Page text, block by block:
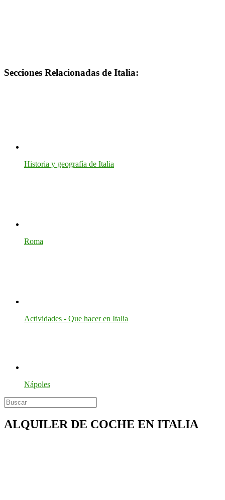
Secciones Relacionadas de Italia:
Historia y geografía de Italia
Roma
Actividades - Que hacer en Italia
Nápoles
ALQUILER DE COCHE EN ITALIA